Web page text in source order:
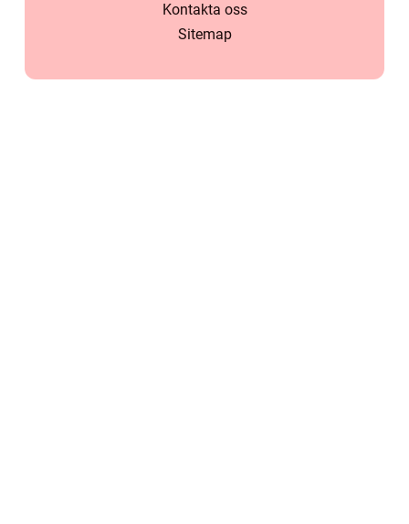
Kontakta oss
Sitemap